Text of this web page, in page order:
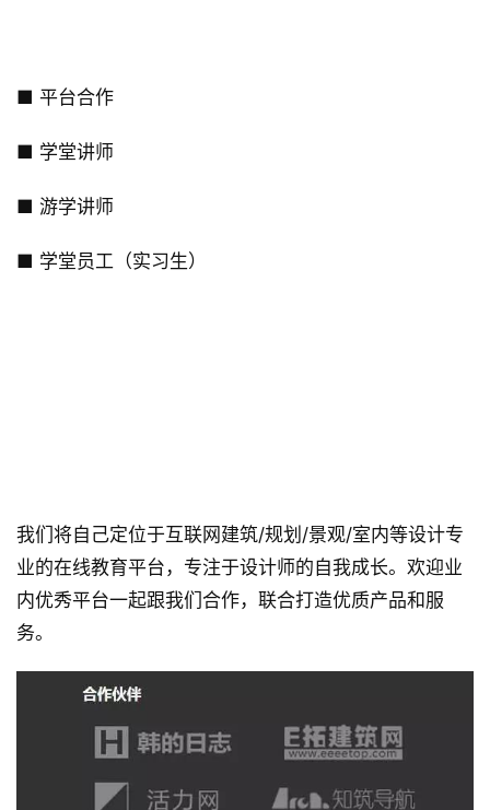
■ 平台合作
■ 学堂讲师
■ 游学讲师
■ 学堂员工（实习生）
我们将自己定位于互联网建筑/规划/景观/室内等设计专
业的在线教育平台，专注于设计师的自我成长。欢迎业
内优秀平台一起跟我们合作，联合打造优质产品和服
务。